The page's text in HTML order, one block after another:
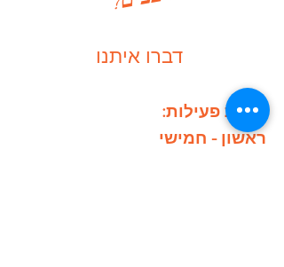
דברו איתנו
:שעות פעילות
ראשון - חמישי